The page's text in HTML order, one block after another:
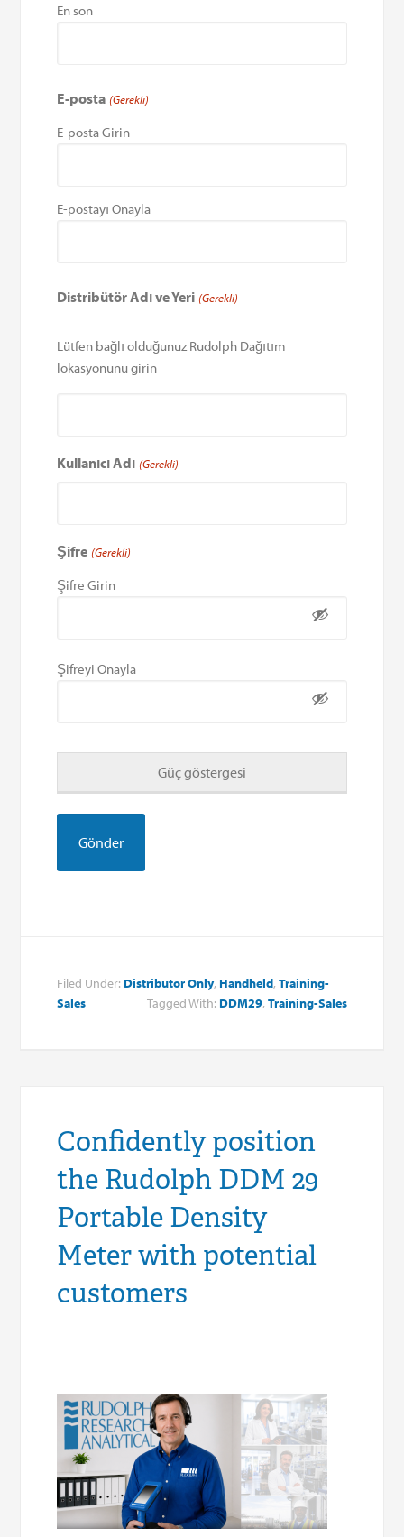
En son
E-posta (Gerekli)
E-posta Girin
E-postayı Onayla
Distribütör Adı ve Yeri (Gerekli)
Lütfen bağlı olduğunuz Rudolph Dağıtım
lokasyonunu girin
Kullanıcı Adı (Gerekli)
Şifre (Gerekli)
Şifre Girin
Şifreyi Onayla
Güç göstergesi
Filed Under: Distributor Only, Handheld,Training-
Sales
Tagged With: DDM29, Training-Sales
Confidently position
the Rudolph DDM 29
Portable Density
Meter with potential
customers